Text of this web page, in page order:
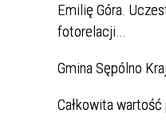
Fundusz
Regulaminy
Gminna
Problemów
Krajeńskim
Usługi
zamieszkania
Program
TERMINY
Karta Dużej
faktycznych
Mieszkanie
Emilię Góra.
fotorelacji…
Gmina Sępólno
Całkowita